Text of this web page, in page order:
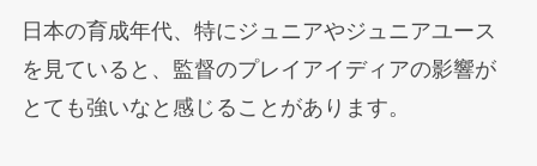
日本の育成年代、特にジュニアやジュニアユース
を見ていると、監督のプレイアイディアの影響が
とても強いなと感じることがあります。